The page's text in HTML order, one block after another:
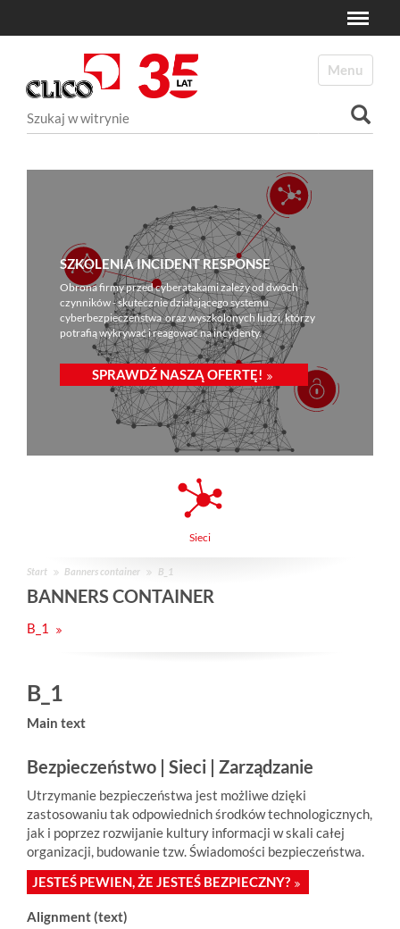
Toggle
SZKOLENIA INCIDENT RESPONSE
Obrona firmy przed cyberatakami zależy od dwóch
czynników - skutecznie działającego systemu
cyberbezpieczeństwa oraz wyszkolonych ludzi, którzy
potrafią wykrywać i reagować na incydenty.
SPRAWDŹ NASZĄ OFERTĘ!
Sieci
Start Banners container B_1
BANNERS CONTAINER
B_1
B_1
Main text
Bezpieczeństwo | Sieci | Zarządzanie
Utrzymanie bezpieczeństwa jest możliwe dzięki
zastosowaniu tak odpowiednich środków technologicznych,
jak i poprzez rozwijanie kultury informacji w skali całej
organizacji, budowanie tzw. Świadomości bezpieczeństwa.
JESTEŚ PEWIEN, ŻE JESTEŚ BEZPIECZNY?
Alignment (text)